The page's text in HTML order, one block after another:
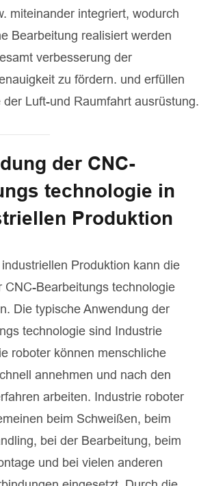
miteinander integriert, wodurch
Bearbeitung realisiert werden
verbesserung der
zu fördern. und erfüllen
Luft-und Raumfahrt ausrüstung.
der CNC-
technologie in
Produktion
Produktion kann die
CNC-Bearbeitungs technologie
Die typische Anwendung der
technologie sind Industrie
roboter können menschliche
annehmen und nach den
arbeiten. Industrie roboter
beim Schweißen, beim
bei der Bearbeitung, beim
und bei vielen anderen